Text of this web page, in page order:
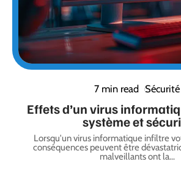
7 min read Sécurité
Effets d’un virus
système et
Lorsqu'un virus informatique infiltre
conséquences peuvent être
malveillants ont la…